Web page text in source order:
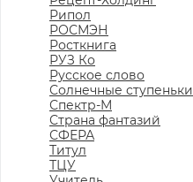
Рипол
РОСМЭН
Росткнига
РУЗ Ко
Русское слово
Солнечные ступеньки
Спектр-М
Страна фантазий
СФЕРА
Титул
ТЦУ